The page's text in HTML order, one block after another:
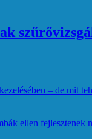
– de mit
ellen fejlesztenek